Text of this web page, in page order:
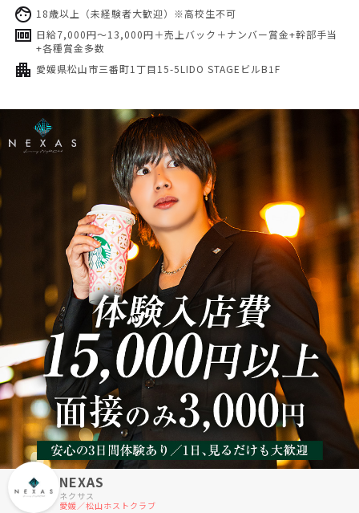
18歳以上（未経験者大歓迎）※高校生不可
日給7,000円～13,000円＋売上バック＋ナンバー賞金+幹部手当
+各種賞金多数
愛媛県松山市三番町1丁目15-5LIDO STAGEビルB1F
NEXAS
ネクサス
愛媛／松山ホストクラブ